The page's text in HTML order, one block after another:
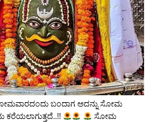
ಬಂದಾಗ ಅದನ್ನು ಸೋಮ
ಕರೆಯಲಾಗುತ್ತದೆ..!!
ಸೋಮ